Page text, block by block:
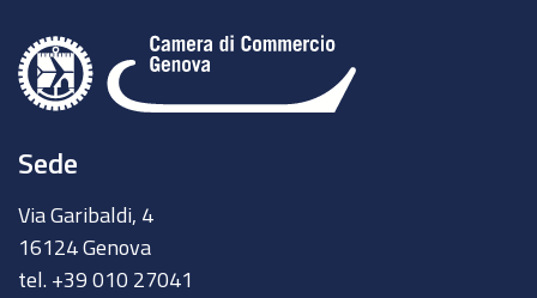
Sede
Via Garibaldi, 4
16124 Genova
tel. +39 010 27041